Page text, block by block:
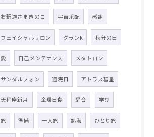
お釈迦さまきのこ 宇宙采配 感謝
フェイシャルサロン グランk 秋分の日
愛 自己メンテナンス メタトロン
サンダルフォン 通院日 アトラス彗星
天秤座新月 金環日食 騒音 学び
旅 準備 一人旅 熱海 ひとり旅